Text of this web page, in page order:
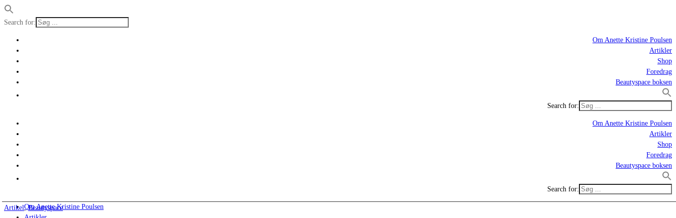
Search for:
Om Anette Kristine Poulsen
Artikler
Shop
Foredrag
Beautyspace boksen
Search for:
Om Anette Kristine Poulsen
Artikler
Shop
Foredrag
Beautyspace boksen
Search for:
Om Anette Kristine Poulsen
Artikel,Beautyspace